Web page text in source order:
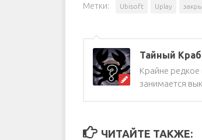
Метки: Ubisoft Uplay
Тайный Краб
Крайне редкое
занимается
ЧИТАЙТЕ ТАКЖЕ: